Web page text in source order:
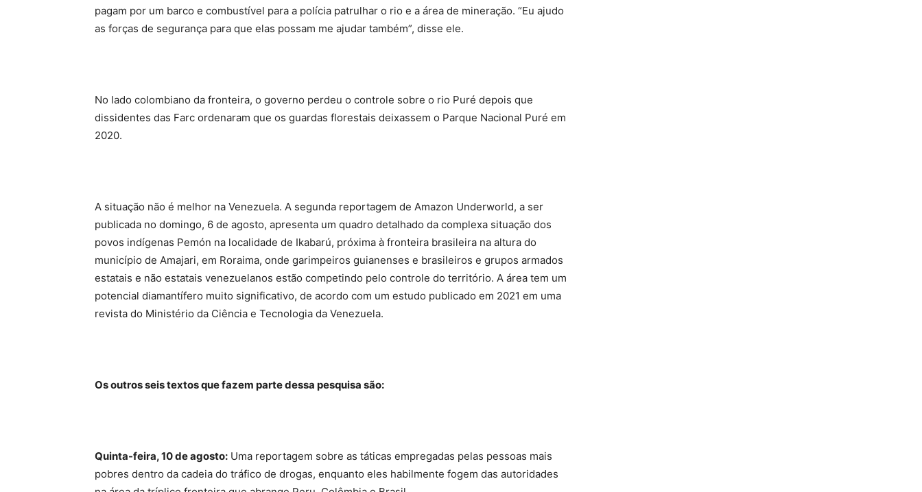
pagam por um barco e combustível para a polícia patrulhar o rio e a área de mineração. “Eu ajudo
as forças de segurança para que elas possam me ajudar também”, disse ele.
No lado colombiano da fronteira, o governo perdeu o controle sobre o rio Puré depois que
dissidentes das Farc ordenaram que os guardas florestais deixassem o Parque Nacional Puré em
2020.
A situação não é melhor na Venezuela. A segunda reportagem de Amazon Underworld, a ser
publicada no domingo, 6 de agosto, apresenta um quadro detalhado da complexa situação dos
povos indígenas Pemón na localidade de Ikabarú, próxima à fronteira brasileira na altura do
município de Amajari, em Roraima, onde garimpeiros guianenses e brasileiros e grupos armados
estatais e não estatais venezuelanos estão competindo pelo controle do território. A área tem um
potencial diamantífero muito significativo, de acordo com um estudo publicado em 2021 em uma
revista do Ministério da Ciência e Tecnologia da Venezuela.
Os outros seis textos que fazem parte dessa pesquisa são:
Quinta-feira, 10 de agosto: Uma reportagem sobre as táticas empregadas pelas pessoas mais
pobres dentro da cadeia do tráfico de drogas, enquanto eles habilmente fogem das autoridades